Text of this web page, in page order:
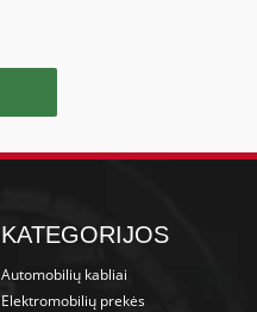
KATEGORIJOS
Automobilių kabliai
Elektromobilių prekės